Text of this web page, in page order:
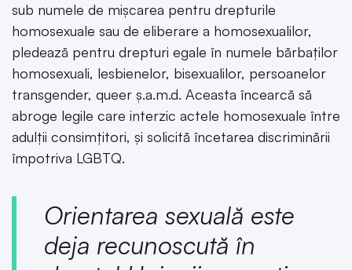
sub numele de mișcarea pentru drepturile
homosexuale sau de eliberare a homosexualilor,
pledează pentru drepturi egale în numele bărbaților
homosexuali, lesbienelor, bisexualilor, persoanelor
transgender, queer ș.a.m.d. Aceasta încearcă să
abroge legile care interzic actele homosexuale între
adulții consimțitori, și solicită încetarea discriminării
împotriva LGBTQ.
Orientarea sexuală este
deja recunoscută în